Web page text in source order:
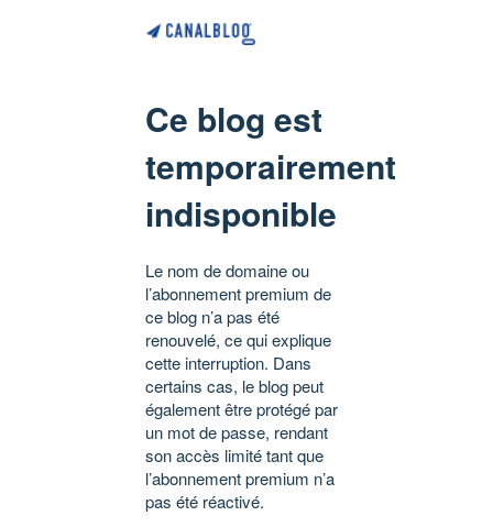
Ce blog est
temporairement
indisponible
Le nom de domaine ou
l’abonnement premium de
ce blog n’a pas été
renouvelé, ce qui explique
cette interruption. Dans
certains cas, le blog peut
également être protégé par
un mot de passe, rendant
son accès limité tant que
l’abonnement premium n’a
pas été réactivé.